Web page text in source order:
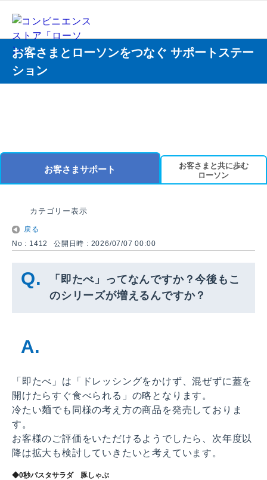
お客さまとローソンをつなぐ サポートステー
ション
お客さまサポート
お客さまと共に歩む
ローソン
カテゴリー表示
戻る
No : 1412
公開日時 : 2026/07/07 00:00
「即たべ」ってなんですか？今後もこ
のシリーズが増えるんですか？
「即たべ」は「ドレッシングをかけず、混ぜずに蓋を
開けたらすぐ食べられる」の略となります。
冷たい麺でも同様の考え方の商品を発売しておりま
す。
お客様のご評価をいただけるようでしたら、次年度以
降は拡大も検討していきたいと考えています。
◆0秒パスタサラダ 豚しゃぶ